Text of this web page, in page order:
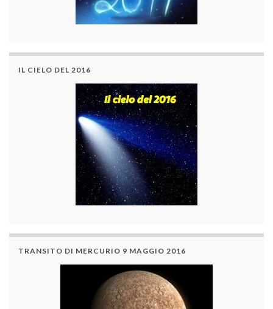
IL CIELO DEL 2016
TRANSITO DI MERCURIO 9 MAGGIO 2016